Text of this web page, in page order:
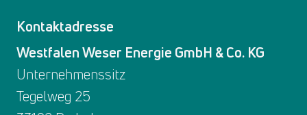
Kontaktadresse
Westfalen Weser Energie GmbH & Co. KG
Unternehmenssitz
Tegelweg 25